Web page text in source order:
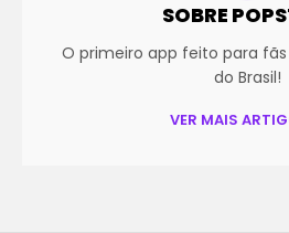
SOBRE
O primeiro app feito para
do Brasil!
VER MAIS